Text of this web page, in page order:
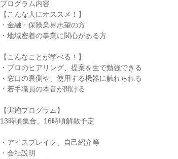
プログラム内容
【こんな人にオススメ！】
・金融・保険業界志望の方
・地域密着の事業に関心がある方
【こんなことが学べる！】
・プロのヒアリング、提案を生で勉強できる
・窓口の裏側や、使用する機器に触れられる
・若手職員の本音が聞ける
【実施プログラム】
13時頃集合、16時頃解散予定
・アイスブレイク、自己紹介等
・会社説明